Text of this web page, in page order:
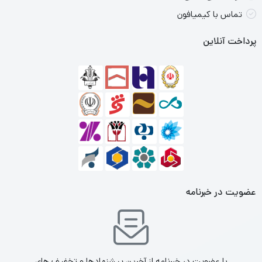
Sony WI-XB400:
دارای کیفیت صدای عالی و طراحی سبک. این مدل دارای بیس قوی و
طراحی زیبا و کیفیت صدای خوب. این مدل به خاطر راحتی و قابلیت
حمل آسان شناخته شده است.
این مدل دارای طراحی ارگونومیک و کیفیت صدای خوب است. همچنین،
این هندزفری دارای عمر باتری بسیار خوب و کیفیت صدای عالی است.
تماس با کیمیافون
پرداخت آنلاین
عضویت در خبرنامه